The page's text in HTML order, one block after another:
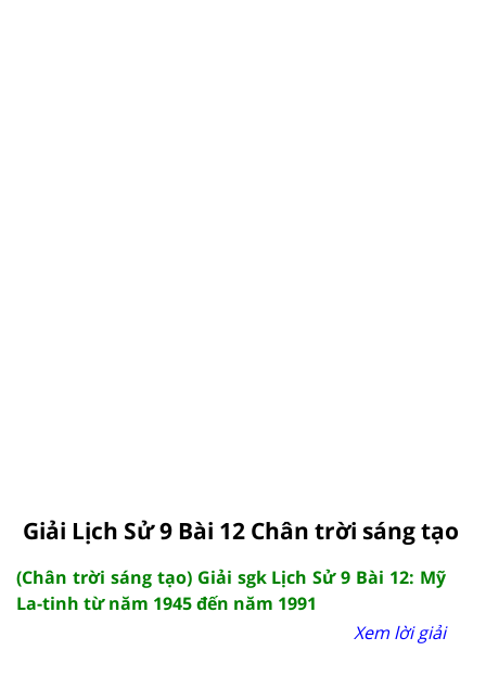
Giải Lịch Sử 9 Bài 12 Chân trời sáng tạo
(Chân trời sáng tạo) Giải sgk Lịch Sử 9 Bài 12: Mỹ
La-tinh từ năm 1945 đến năm 1991
Xem lời giải